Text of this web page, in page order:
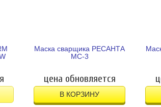
Маска сварщика РЕСАНТА
МС-3
цена обновляется
В КОРЗИНУ